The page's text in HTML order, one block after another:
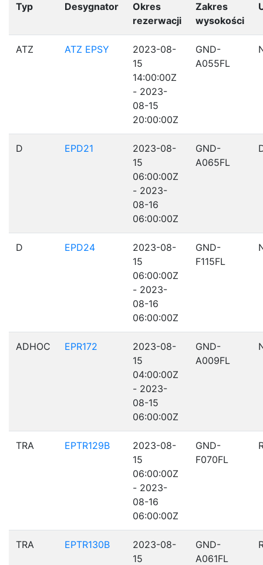
Typ Desygnator
Okres
rezerwacji
Zakres
wysokości
ATZ ATZ EPSY
2023-08-
15
14:00:00Z
- 2023-
08-15
20:00:00Z
GND-
A055FL
D EPD21
2023-08-
15
06:00:00Z
- 2023-
08-16
06:00:00Z
GND-
A065FL
D EPD24
2023-08-
15
06:00:00Z
- 2023-
08-16
06:00:00Z
GND-
F115FL
ADHOC EPR172
2023-08-
15
04:00:00Z
- 2023-
08-15
06:00:00Z
GND-
A009FL
TRA EPTR129B
2023-08-
15
06:00:00Z
- 2023-
08-16
06:00:00Z
GND-
F070FL
TRA EPTR130B
2023-08-
15
GND-
A061FL